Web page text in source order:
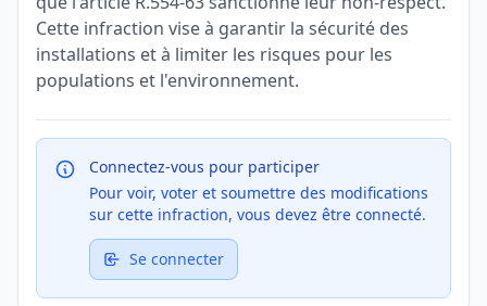
Cette infraction vise à garantir la sécurité des
installations et à limiter les risques pour les
populations et l'environnement.
Connectez-vous pour participer
Pour voir, voter et soumettre des modifications
sur cette infraction, vous devez être connecté.
Se connecter